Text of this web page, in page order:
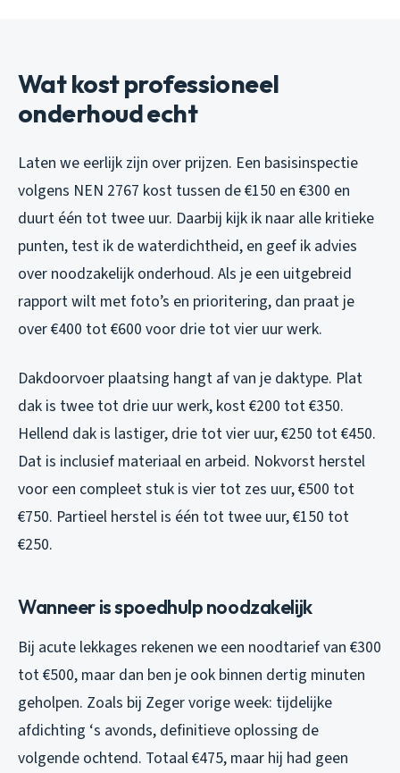
Wat kost professioneel
onderhoud echt
Laten we eerlijk zijn over prijzen. Een basisinspectie
volgens NEN 2767 kost tussen de €150 en €300 en
duurt één tot twee uur. Daarbij kijk ik naar alle kritieke
punten, test ik de waterdichtheid, en geef ik advies
over noodzakelijk onderhoud. Als je een uitgebreid
rapport wilt met foto’s en prioritering, dan praat je
over €400 tot €600 voor drie tot vier uur werk.
Dakdoorvoer plaatsing hangt af van je daktype. Plat
dak is twee tot drie uur werk, kost €200 tot €350.
Hellend dak is lastiger, drie tot vier uur, €250 tot €450.
Dat is inclusief materiaal en arbeid. Nokvorst herstel
voor een compleet stuk is vier tot zes uur, €500 tot
€750. Partieel herstel is één tot twee uur, €150 tot
€250.
Wanneer is spoedhulp noodzakelijk
Bij acute lekkages rekenen we een noodtarief van €300
tot €500, maar dan ben je ook binnen dertig minuten
geholpen. Zoals bij Zeger vorige week: tijdelijke
afdichting ‘s avonds, definitieve oplossing de
volgende ochtend. Totaal €475, maar hij had geen